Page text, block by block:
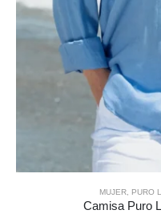
MUJER PURO
Camisa Puro